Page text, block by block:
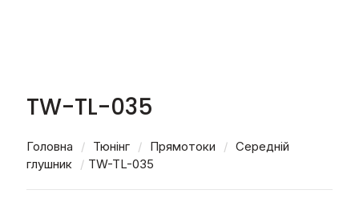
TW-TL-035
Головна / Тюнінг / Прямотоки / Середній
глушник / TW-TL-035